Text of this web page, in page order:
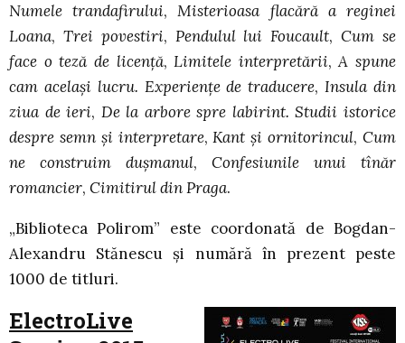
Numele trandafirului,Misterioasa flacără a reginei
Loana, Trei povestiri, Pendulul lui Foucault,Cum se
face o teză de licenţă,Limitele interpretării,A spune
cam acelaşi lucru. Experienţe de traducere,Insula din
ziua de ieri, De la arbore spre labirint. Studii istorice
despre semn şi interpretare,Kant şi ornitorincul,Cum
ne construim duşmanul, Confesiunile unui tînăr
romancier, Cimitirul din Praga.
„Biblioteca Polirom” este coordonată de Bogdan-
Alexandru Stănescu și numără în prezent peste
1000 de titluri.
ElectroLive